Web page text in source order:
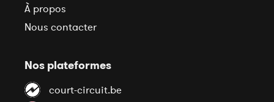
À propos
Nous contacter
Nos plateformes
court-circuit.be